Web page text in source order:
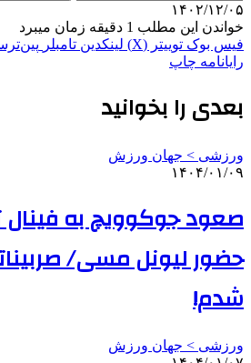
۱۴۰۲/۱۲/۰۵
خواندن این مطلب 1 دقیقه زمان میبرد
فیس بوک توییتر (X) لینکدین ‫تامبلر
رایانامه چاپ
بعدی را بخوانید
ورزشی > جهان ورزش
۱۴۰۴/۰۱/۰۹
صعود جوکوویچ به
حضور لیونل مسی/
شدم!
ورزشی > جهان ورزش